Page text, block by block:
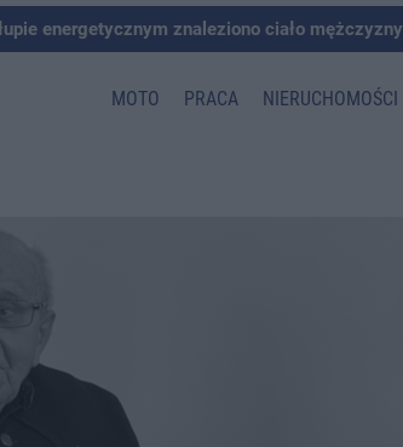
energetycznym znaleziono ciało mężczyzny
MOTO PRACA NIERUCHOMOŚCI